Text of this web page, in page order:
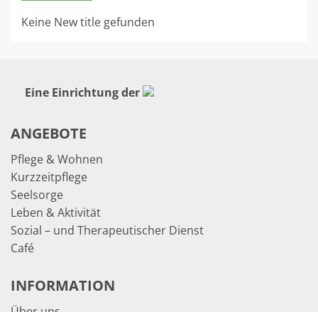
Keine New title gefunden
Eine Einrichtung der
ANGEBOTE
Pflege & Wohnen
Kurzzeitpflege
Seelsorge
Leben & Aktivität
Sozial – und Therapeutischer Dienst
Café
INFORMATION